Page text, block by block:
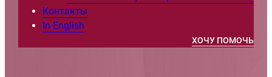
Контакты
In English
ХОЧУ ПОМОЧЬ